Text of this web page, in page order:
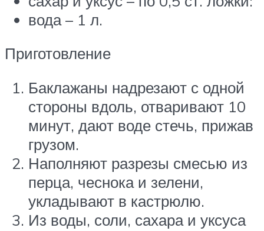
вода – 1 л.
Приготовление
Баклажаны надрезают с одной
стороны вдоль, отваривают 10
минут, дают воде стечь, прижав
грузом.
Наполняют разрезы смесью из
перца, чеснока и зелени,
укладывают в кастрюлю.
Из воды, соли, сахара и уксуса